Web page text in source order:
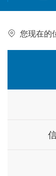
您现在的